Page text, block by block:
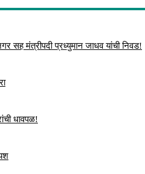
सह मंत्रीपदी प्रध्युमान जाधव यांची निवड!
धावपळ!